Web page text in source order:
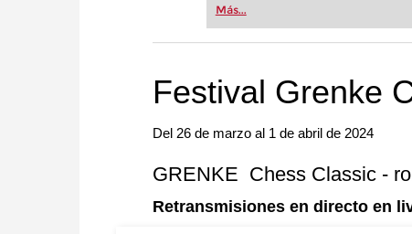
Más...
Festival Grenke
Del 26 de marzo al 1 de abril de 2024
GRENKE Chess Classic -
Retransmisiones en directo en